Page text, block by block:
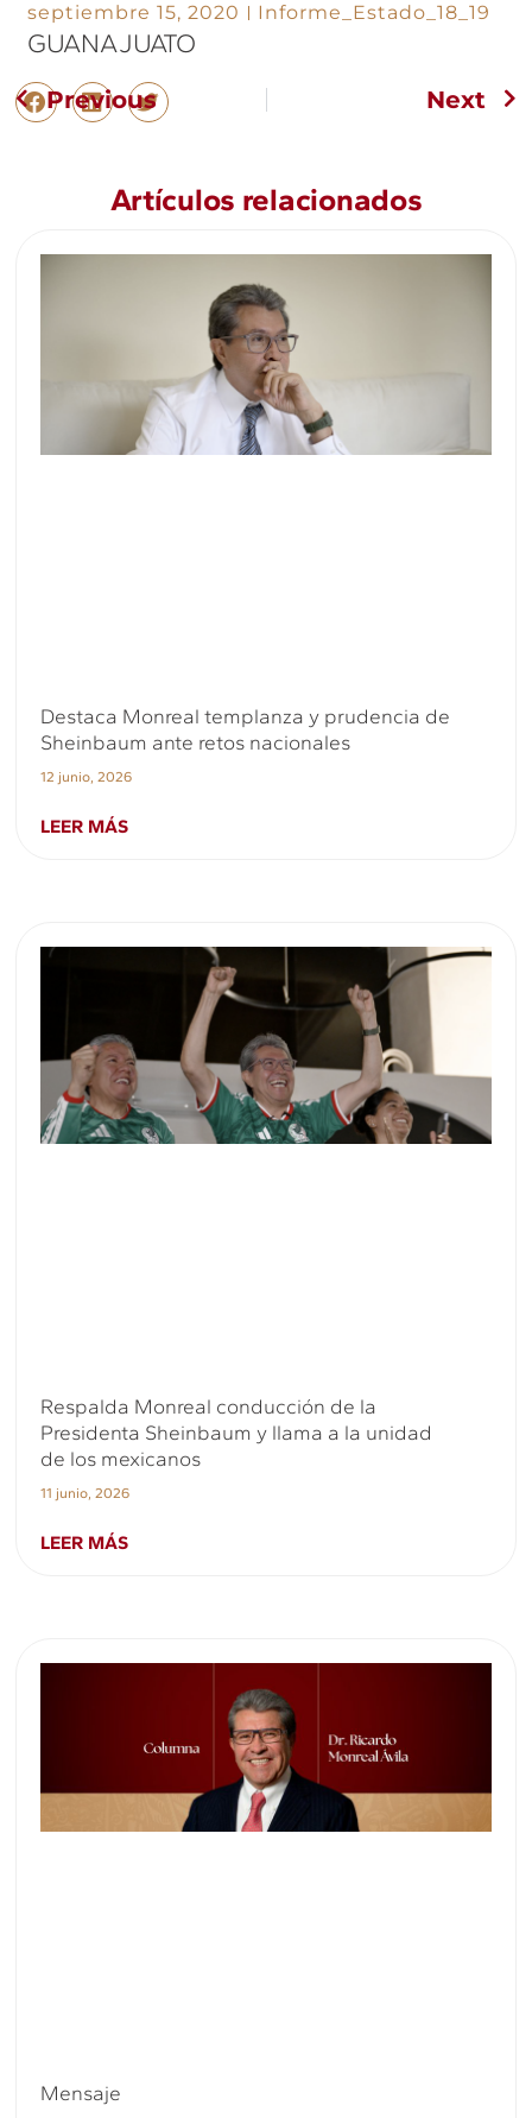
septiembre 15, 2020 Informe_Estado_18_19
GUANAJUATO
Previous Next
Artículos relacionados
Destaca Monreal templanza y prudencia de
Sheinbaum ante retos nacionales
12 junio, 2026
LEER MÁS
Respalda Monreal conducción de la
Presidenta Sheinbaum y llama a la unidad
de los mexicanos
11 junio, 2026
LEER MÁS
Mensaje